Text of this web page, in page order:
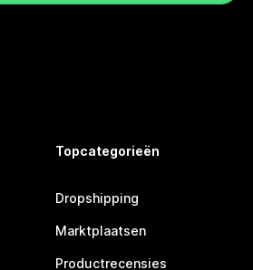
Topcategorieën
Dropshipping
Marktplaatsen
Productrecensies